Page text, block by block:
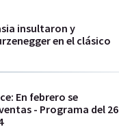
insultaron y
en el clásico
En febrero se
- Programa del 26